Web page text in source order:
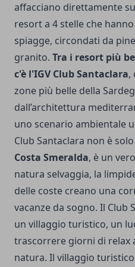
affacciano direttamente
resort a 4 stelle che
spiagge, circondati da
granito. Tra i resort più
c'è l'IGV Club Santaclara,
zone più belle della
dall’architettura
uno scenario ambientale
Club Santaclara non è
Costa Smeralda, è un
natura selvaggia, la
delle coste creano una
vacanze da sogno. Il Club
un villaggio turistico, un
trascorrere giorni di relax
natura. Il villaggio